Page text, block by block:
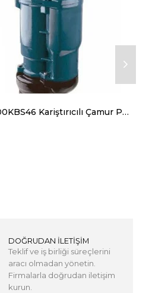
LEO 100KBS46 Kariştırıcılı Çamur Pompası Trifaze (380 V) 8 Hp
DOĞRUDAN İLETİŞİM
Teklif ve iş birliği süreçlerini
aracı olmadan yönetin.
Firmalarla doğrudan iletişim
kurun.